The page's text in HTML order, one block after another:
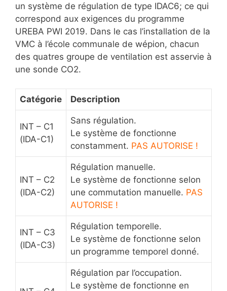
un système de régulation de type IDAC6; ce qui
correspond aux exigences du programme
UREBA PWI 2019. Dans le cas l’installation de la
VMC à l’école communale de wépion, chacun
des quatres groupe de ventilation est asservie à
une sonde CO2.
Catégorie Description
INT – C1
(IDA-C1)
Sans régulation.
Le système de fonctionne
constamment. PAS AUTORISE !
INT – C2
(IDA-C2)
Régulation manuelle.
Le système de fonctionne selon
une commutation manuelle. PAS
AUTORISE !
INT – C3
(IDA-C3)
Régulation temporelle.
Le système de fonctionne selon
un programme temporel donné.
Régulation par l’occupation.
Le système de fonctionne en